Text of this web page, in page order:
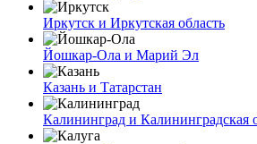
Иркутск и Иркутская область
Йошкар-Ола и Марий Эл
Казань и Татарстан
Калининград и Калининградская